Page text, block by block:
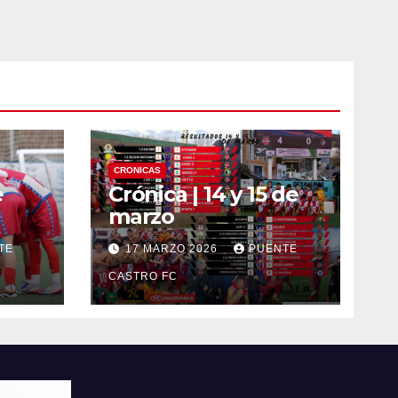
CRONICAS
Crónica | 14 y 15 de
marzo
17 MARZO 2026 PUENTE
CASTRO FC